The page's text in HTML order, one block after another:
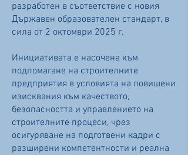
разработен в съответствие с новия
Държавен образователен стандарт, в
сила от 2 октомври 2025 г.
Инициативата е насочена към
подпомагане на строителните
предприятия в условията на повишени
изисквания към качеството,
безопасността и управлението на
строителните процеси, чрез
осигуряване на подготвени кадри с
разширени компетентности и реална